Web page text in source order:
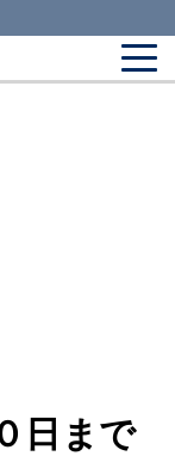
日まで